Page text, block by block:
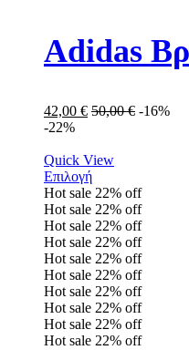
Adidas
42,00 € 50,00€ -16%
-22%
Quick View
Επιλογή
Hot sale 22% off
Hot sale 22% off
Hot sale 22% off
Hot sale 22% off
Hot sale 22% off
Hot sale 22% off
Hot sale 22% off
Hot sale 22% off
Hot sale 22% off
Hot sale 22% off